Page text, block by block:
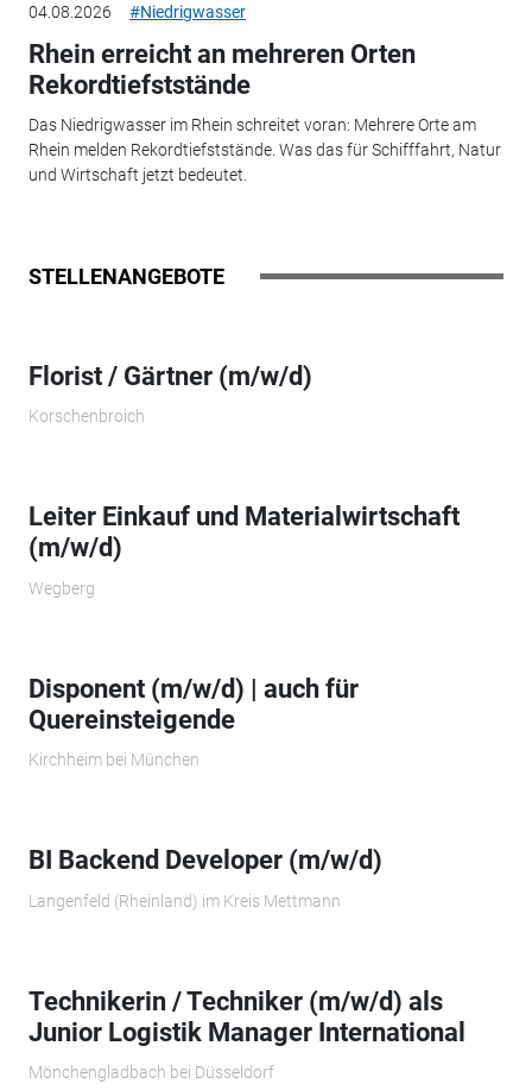
04.08.2026 #Niedrigwasser
Rhein erreicht an mehreren Orten
Rekordtiefststände
Das Niedrigwasser im Rhein schreitet voran: Mehrere Orte am
Rhein melden Rekordtiefststände. Was das für Schifffahrt, Natur
und Wirtschaft jetzt bedeutet.
STELLENANGEBOTE
Florist / Gärtner (m/w/d)
Korschenbroich
Leiter Einkauf und Materialwirtschaft
(m/w/d)
Wegberg
Disponent (m/w/d) | auch für
Quereinsteigende
Kirchheim bei München
BI Backend Developer (m/w/d)
Langenfeld (Rheinland) im Kreis Mettmann
Technikerin / Techniker (m/w/d) als
Junior Logistik Manager International
Mönchengladbach bei Düsseldorf